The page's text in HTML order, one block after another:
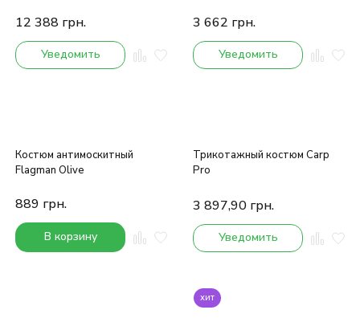
12 388 грн.
Уведомить
3 662 грн.
Уведомить
Костюм антимоскитный
Flagman Olive
889 грн.
В корзину
Трикотажный костюм Carp
Pro
3 897,90 грн.
Уведомить
хит